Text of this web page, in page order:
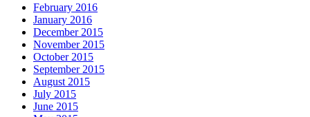
February 2016
January 2016
December 2015
November 2015
October 2015
September 2015
August 2015
July 2015
June 2015